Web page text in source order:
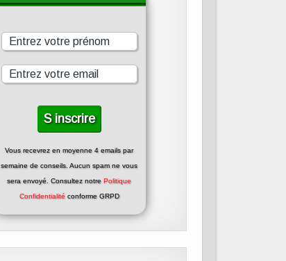
Vous recevrez en moyenne 4 emails par
semaine de conseils. Aucun spam ne vous
sera envoyé. Consultez notrePolitique
Confidentialitéconforme GRPD